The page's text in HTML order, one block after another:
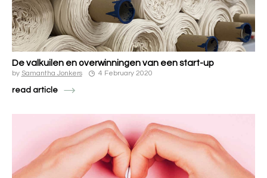
De valkuilen en overwinningen van een start-up
by Samantha Jonkers 4 February 2020
read article